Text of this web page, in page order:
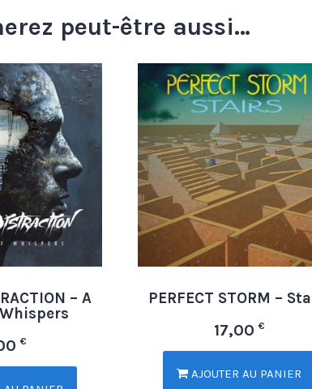
peut-être aussi…
– A
€
PERFECT STORM –
17,00 €
AJOUTER AU PANIER